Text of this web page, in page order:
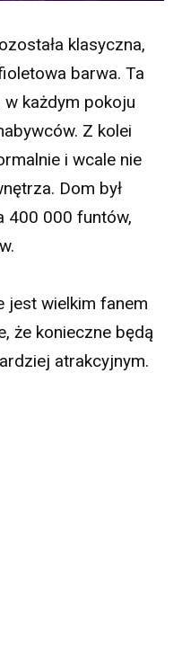
klasyczna,
barwa. Ta
każdym pokoju
Z kolei
i wcale nie
Dom był
400 000 funtów,
jest wielkim fanem
że konieczne będą
atrakcyjnym.